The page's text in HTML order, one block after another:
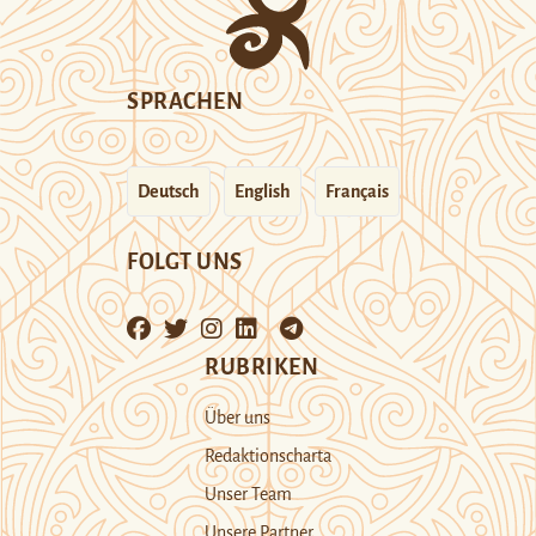
SPRACHEN
Deutsch English Français
FOLGT UNS
RUBRIKEN
Über uns
Redaktionscharta
Unser Team
Unsere Partner